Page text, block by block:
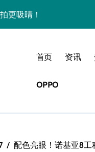
更吸睛！
皇美颜秘籍曝光
风尚自此开启！
器！
制，炫酷随心！
首页 资讯
OPPO
配色亮眼！诺基亚8工